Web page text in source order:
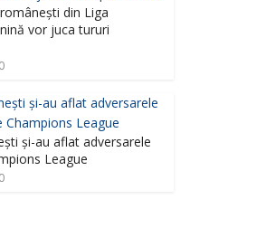
din Liga
vor juca tururi
0
și-au aflat adversarele
League
0